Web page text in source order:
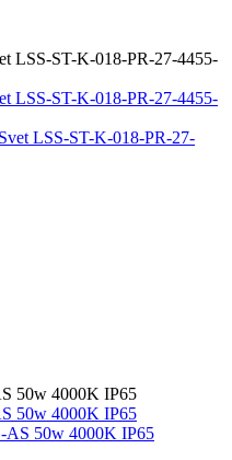
LSS-ST-K-018-PR-27-4455-
LSS-ST-K-018-PR-27-4455-
50w 4000K IP65
50w 4000K IP65